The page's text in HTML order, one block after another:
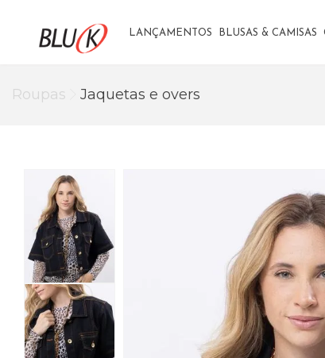
LANÇAMENTOS BLUSAS & CAMISAS
Roupas Jaquetas e overs